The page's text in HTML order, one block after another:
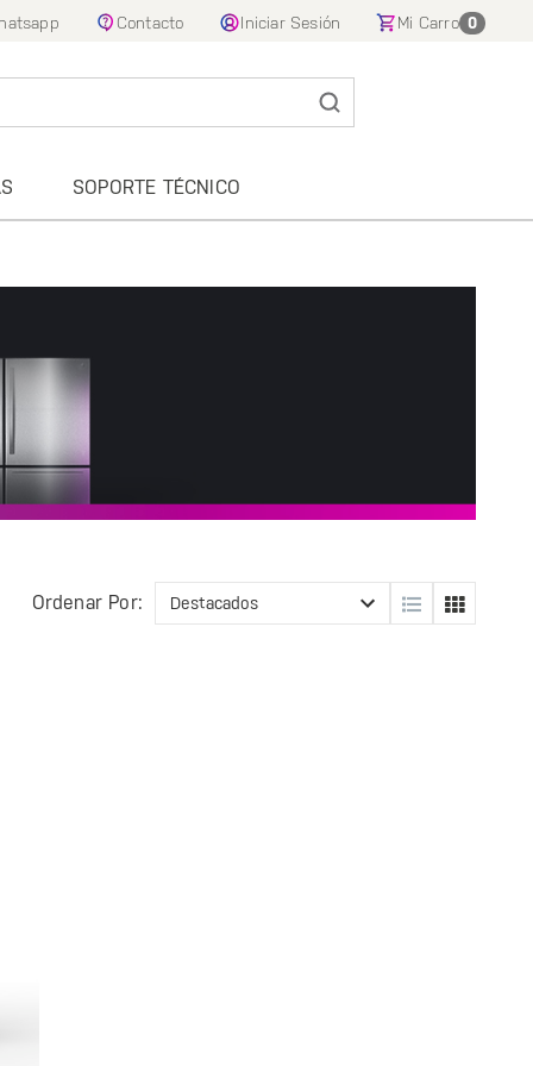
Contacto Iniciar Sesión Mi Carro 0
SOPORTE TÉCNICO
Ordenar Por: